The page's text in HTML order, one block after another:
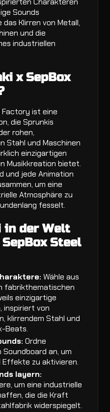
Sounds
Klirren von Metall,
und die
industriellen
x SepBox
Factory ist eine
die Sprunkis
rohen,
Stahl und Maschinen
einzigartigen
Musikkreation bietet.
und jede Animation
um eine
Atmosphäre zu
fesselt.
der Welt
Steel
Wähle aus
fabrikthematischen
einzigartige
inspiriert von
klirrendem Stahl und
Beats.
Ordne
an, um
Effekte zu aktivieren.
layern:
um eine industrielle
die die Kraft
widerspiegelt.